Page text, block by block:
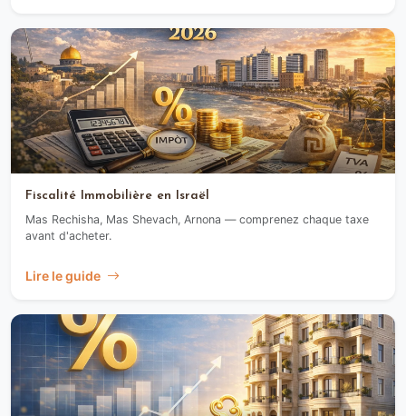
Fiscalité Immobilière en Israël
Mas Rechisha, Mas Shevach, Arnona — comprenez chaque taxe
avant d'acheter.
Lire le guide